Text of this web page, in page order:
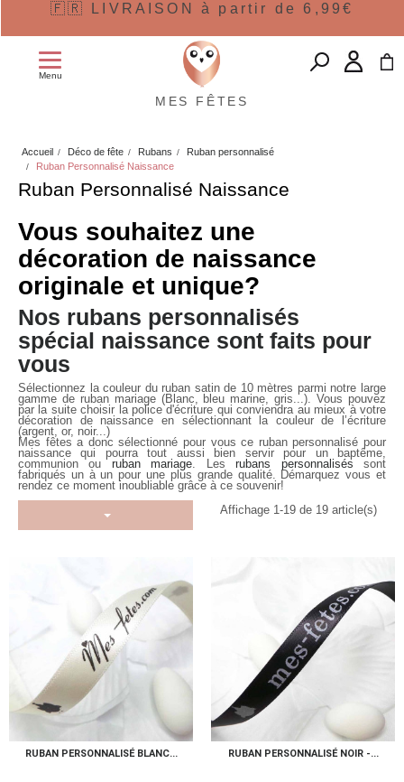
🇫🇷 LIVRAISON à partir de 6,99€
Menu
MES FÊTES
Accueil Déco de fête Rubans
Ruban personnalisé
Ruban Personnalisé Naissance
Ruban Personnalisé Naissance
Vous souhaitez une
décoration de naissance
originale et unique?
Nos rubans personnalisés
spécial naissance sont faits pour
vous
Sélectionnez la couleur du ruban satin de 10 mètres parmi notre large
gamme de ruban mariage (Blanc, bleu marine, gris...). Vous pouvez
par la suite choisir la police d'écriture qui conviendra au mieux à votre
décoration de naissance en sélectionnant la couleur de l’écriture
(argent, or, noir...)
Mes fêtes a donc sélectionné pour vous ce ruban personnalisé pour
naissance qui pourra tout aussi bien servir pour un baptême,
communion ou ruban mariage. Lesrubans personnalisés sont
fabriqués un à un pour une plus grande qualité. Démarquez vous et
rendez ce moment inoubliable grâce à ce souvenir!
Affichage 1-19 de 19 article(s)
RUBAN PERSONNALISÉ BLANC... RUBAN PERSONNALISÉ NOIR -...